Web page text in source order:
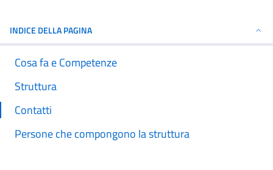
INDICE DELLA PAGINA
Cosa fa e Competenze
Struttura
Contatti
Persone che compongono la struttura